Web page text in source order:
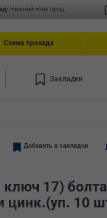
Нижний Новгород
Схема проезда
Закладки
Добавить в закладки
ключ 17)
цинк.(уп. 10